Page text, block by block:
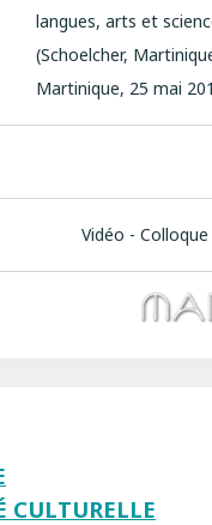
langues, arts et
(Schoelcher,
Martinique, 25 mai
Vidéo -